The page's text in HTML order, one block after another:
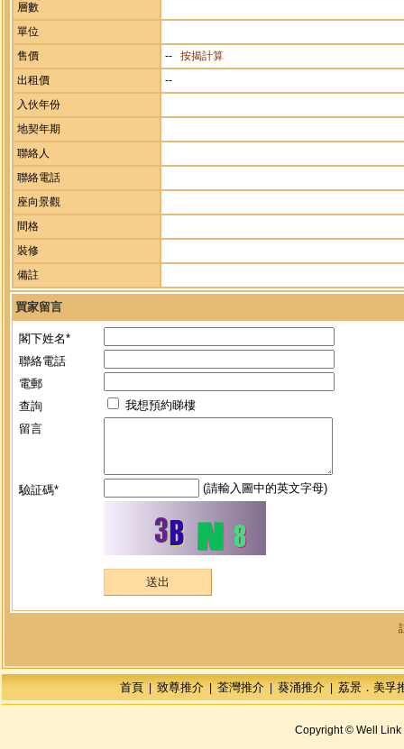
層數
單位
售價
-- 按揭計算
出租價
--
入伙年份
地契年期
聯絡人
聯絡電話
座向景觀
間格
裝修
備註
買家留言
閣下姓名*
聯絡電話
電郵
查詢
我想預約睇樓
留言
驗証碼* (請輸入圖中的英文字母)
首頁 致尊推介| 荃灣推介| 葵涌推介| 荔景．美孚
Copyright © Well Link